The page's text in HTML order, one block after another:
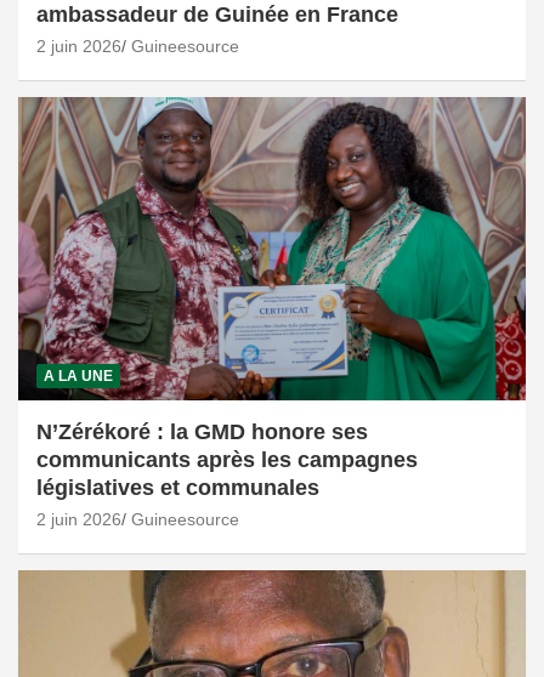
ambassadeur de Guinée en France
2 juin 2026 Guineesource
A LA UNE
N’Zérékoré : la GMD honore ses
communicants après les campagnes
législatives et communales
2 juin 2026 Guineesource